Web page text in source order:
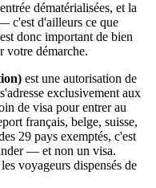
dématérialisées, et la
c'est d'ailleurs ce que
donc important de bien
votre démarche.
est une autorisation de
exclusivement aux
de visa pour entrer au
français, belge, suisse,
29 pays exemptés, c'est
— et non un visa.
voyageurs dispensés de